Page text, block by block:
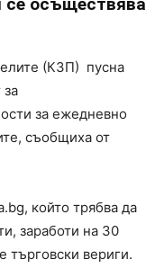
осъществява
(КЗП) пусна
за ежедневно
съобщиха от
който трябва да
заработи на 30
търговски вериги.